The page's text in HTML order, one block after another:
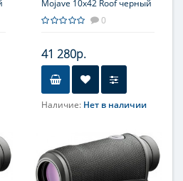
Mojave 10x42 Roof черный
0
41 280р.
Наличие: Нет в наличии